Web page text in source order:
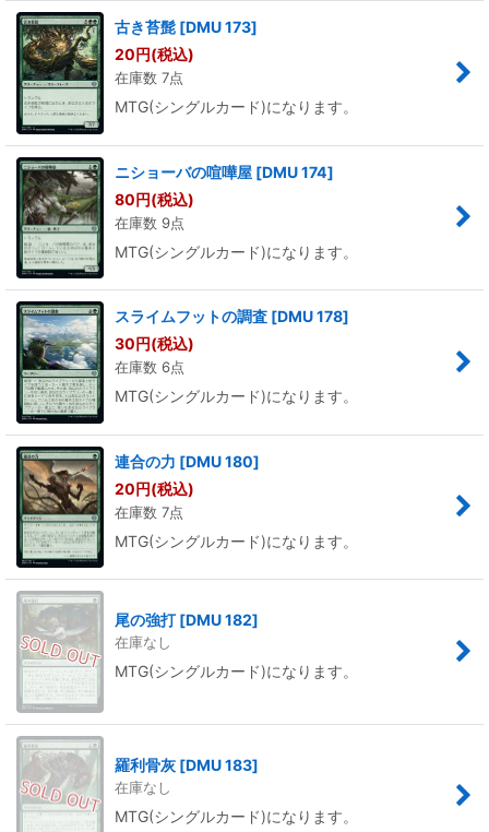
古き苔髭 [DMU 173]
20円(税込)
在庫数 7点
MTG(シングルカード)になります。
ニショーバの喧嘩屋 [DMU 174]
80円(税込)
在庫数 9点
MTG(シングルカード)になります。
スライムフットの調査 [DMU 178]
30円(税込)
在庫数 6点
MTG(シングルカード)になります。
連合の力 [DMU 180]
20円(税込)
在庫数 7点
MTG(シングルカード)になります。
尾の強打 [DMU 182]
在庫なし
MTG(シングルカード)になります。
羅利骨灰 [DMU 183]
在庫なし
MTG(シングルカード)になります。